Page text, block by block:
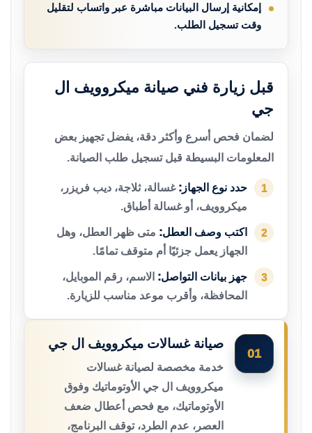
إمكانية إرسال البيانات مباشرة عبر واتساب لتقليل
وقت تسجيل الطلب.
قبل زيارة فني صيانة ميكروويف ال
جي
لضمان فحص أسرع وأكثر دقة، يفضل تجهيز بعض
المعلومات البسيطة قبل تسجيل طلب الصيانة.
1 حدد نوع الجهاز: غسالة، ثلاجة، ديب فريزر،
ميكروويف، أو غسالة أطباق.
2 اكتب وصف العطل: متى ظهر العطل، وهل
الجهاز يعمل جزئيًا أم متوقف تمامًا.
3 جهز بيانات التواصل: الاسم، رقم الموبايل،
المحافظة، وأقرب موعد مناسب للزيارة.
01
صيانة غسالات ميكروويف ال جي
خدمة مخصصة لصيانة غسالات
ميكروويف ال جي الأوتوماتيك وفوق
الأوتوماتيك، مع فحص أعطال ضعف
العصر، عدم الطرد، توقف البرنامج،